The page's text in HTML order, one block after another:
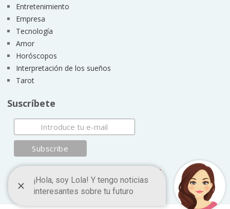
Entretenimiento
Empresa
Tecnología
Amor
Horóscopos
Interpretación de los sueños
Tarot
Suscríbete